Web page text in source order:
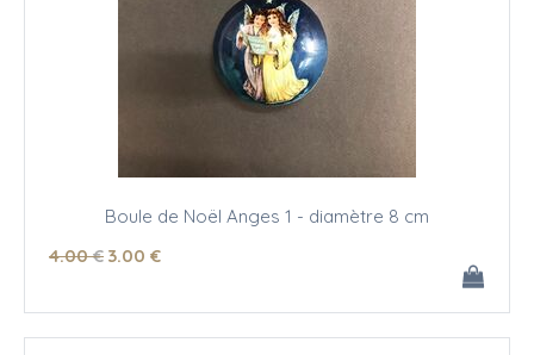
Boule de Noël Anges 1 - diamètre 8 cm
4.00 € 3.00 €